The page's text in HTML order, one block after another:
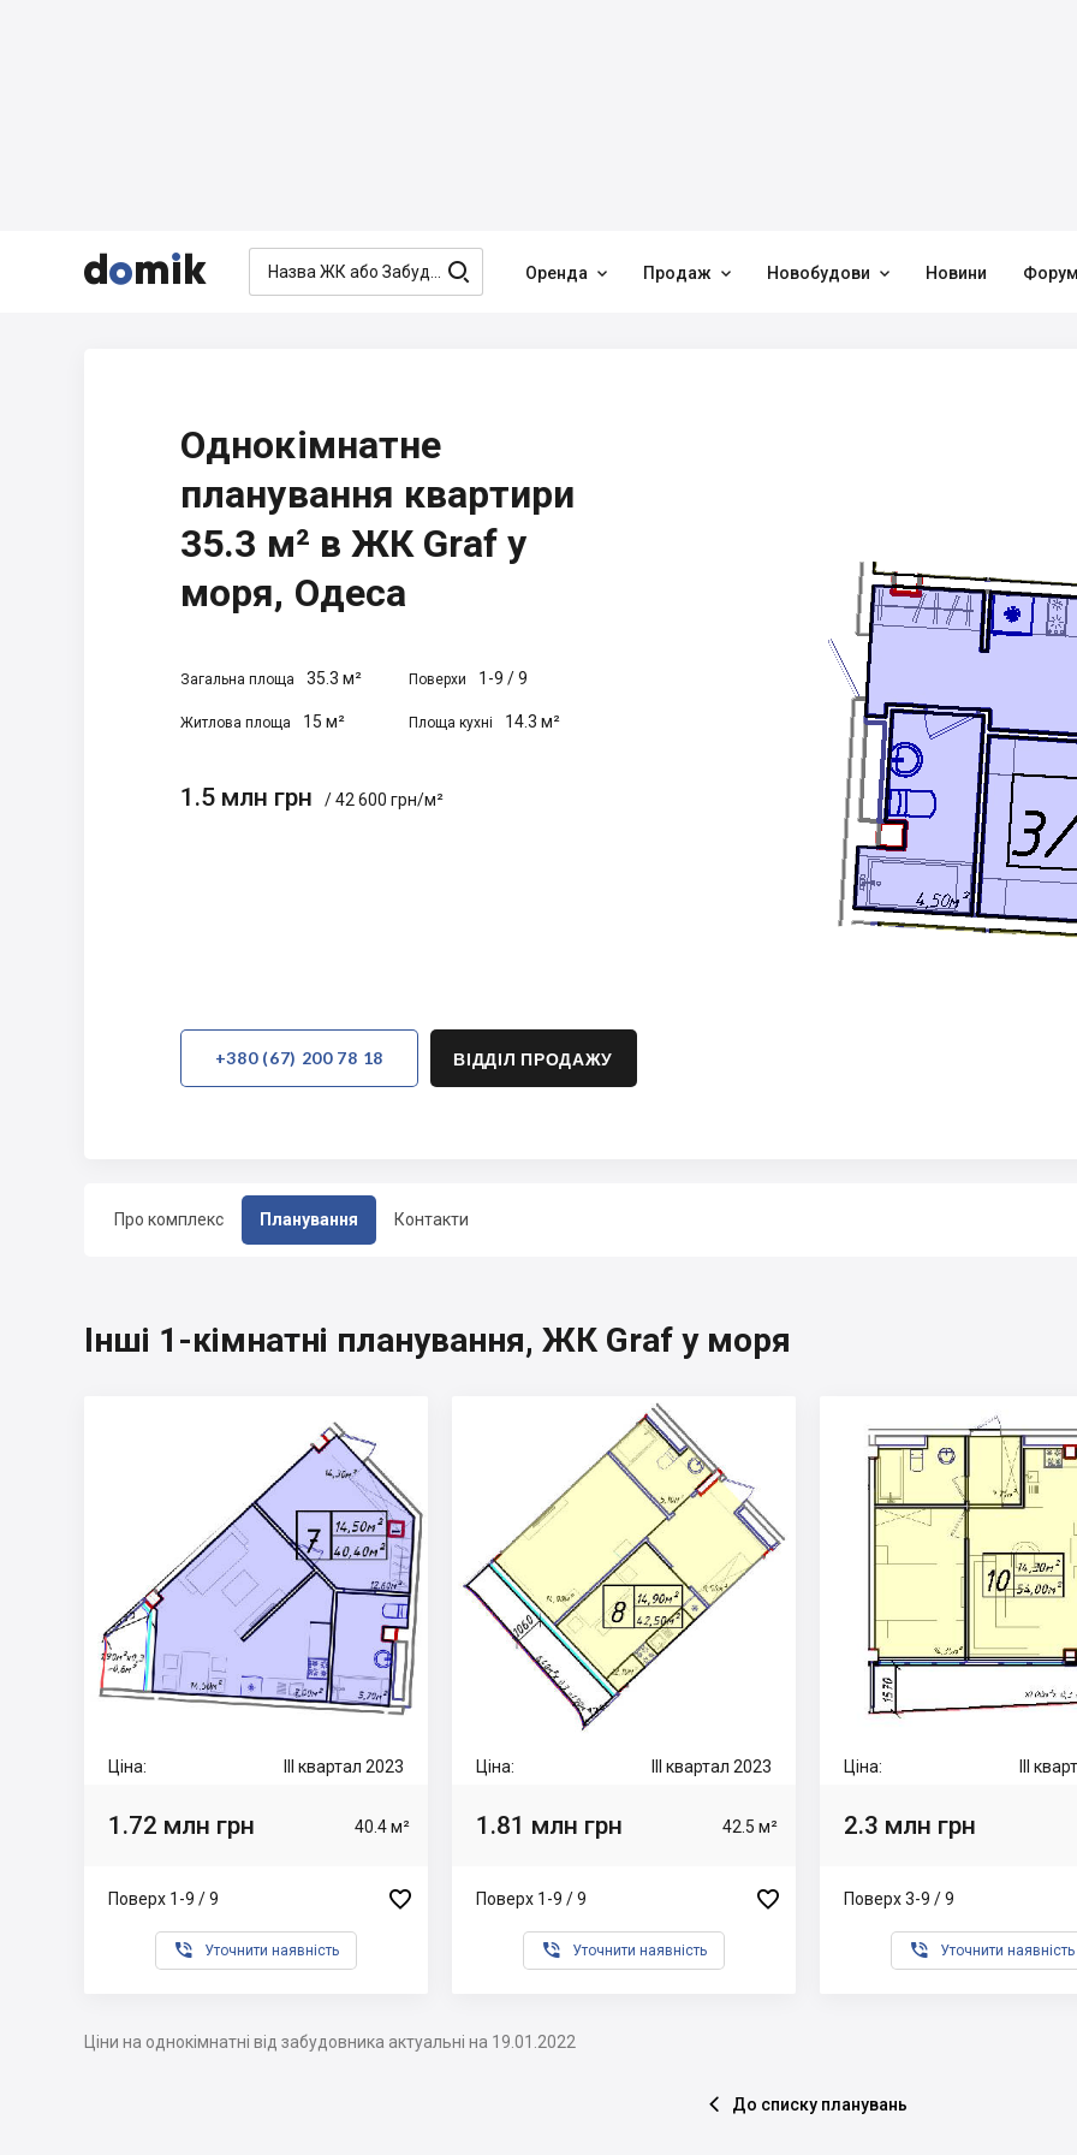


  Оренда  Продаж  Новобудови  Новини
Про комплекс Планування Контакти
Однокімнатне
планування квартири
35.3 м² в ЖК Graf у
моря, Одеса
Загальна площа 35.3 м² Поверхи 1-9 /9
Житлова площа 15 м² Площа кухні 14.3 м²
1.5 млн грн / 42 600 грн/м²
+380 (67) 200 78 18 ВІДДІЛ ПРОДАЖУ
Інші 1-кімнатні планування, ЖК Graf у моря
Ціна: III квартал 2023
1.72 млн грн 40.4 м²
Поверх 1-9 / 9 
 Уточнити наявність
Ціна: III квартал 2023
1.81 млн грн 42.5 м²
Поверх 1-9 / 9 
 Уточнити наявність
Ціна: III
2.3 млн грн
Поверх 3-9 / 9
 Уточнити наявність
Ціни на однокімнатні від забудовника актуальні на 19.01.2022
 До списку планувань